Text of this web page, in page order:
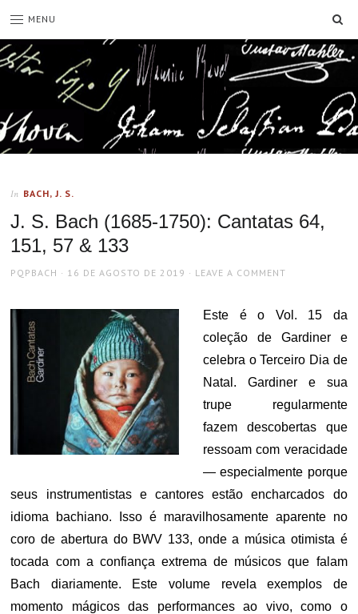
MENU
In BACH, J. S.
J. S. Bach (1685-1750): Cantatas 64,
151, 57 & 133
AUTHOR
PQPBACH
POSTED
16 DE AGOSTO DE 2019 LEAVE A COMMENT
Este é o Vol. 15 da
coleção de Gardiner e
celebra o Terceiro Dia de
Natal. Gardiner e sua
trupe regularmente
fazem descobertas que
ressoam com veracidade
— especialmente porque
seus instrumentistas e cantores estão encharcados do
idioma bachiano. Isso é maravilhosamente aparente no
coro de abertura do BWV 133, onde a música otimista é
tocada com a confiança extrema de músicos que falam
Bach diariamente. Este volume revela exemplos de
momento mágicos das performances ao vivo, como o